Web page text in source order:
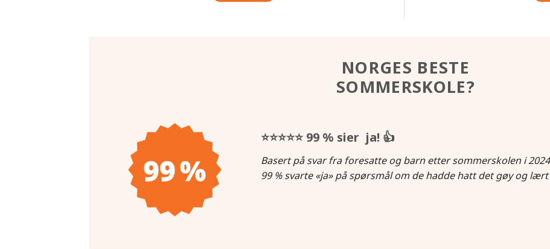
NORGES BESTE
SOMMERSKOLE?
⭐⭐⭐⭐⭐99 % sier ja! 👍
Basert på svar fra foresatte og barn etter sommerskolen i
99 % svarte «ja» på spørsmål om de hadde hatt det gøy og